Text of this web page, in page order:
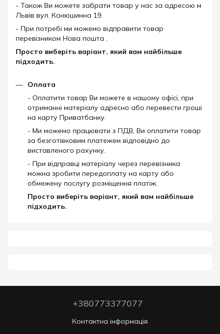
- Також Ви можете забрати товар у нас за адресою м
Львів вул. Конюшинна 19.
- При потребі ми можемо відправити товар
перевізником Нова пошта .
Просто виберіть варіант, який вам найбільше
підходить.
Оплата
- Оплатити товар Ви можете в нашому офісі, при
отриманні матеріалу адресно або перевести гроші
на карту Приватбанку.
- Ми можемо працювати з ПДВ, Ви оплатити товар
за безготівковим платежем відповідно до
виставленого рахунку.
- При відправці матеріалу через перевізника
можна зробити передоплату на карту або
обмежену послугу розміщення платіж.
Просто виберіть варіант, який вам найбільше
підходить.
+380773377077
Контактна інформація